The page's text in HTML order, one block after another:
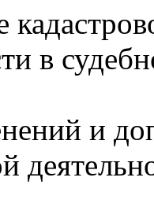
в
и